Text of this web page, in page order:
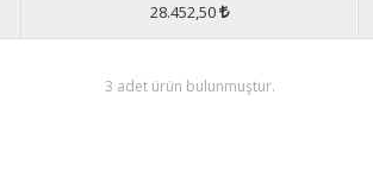
28.452,50
3 adet ürün bulunmuştur.